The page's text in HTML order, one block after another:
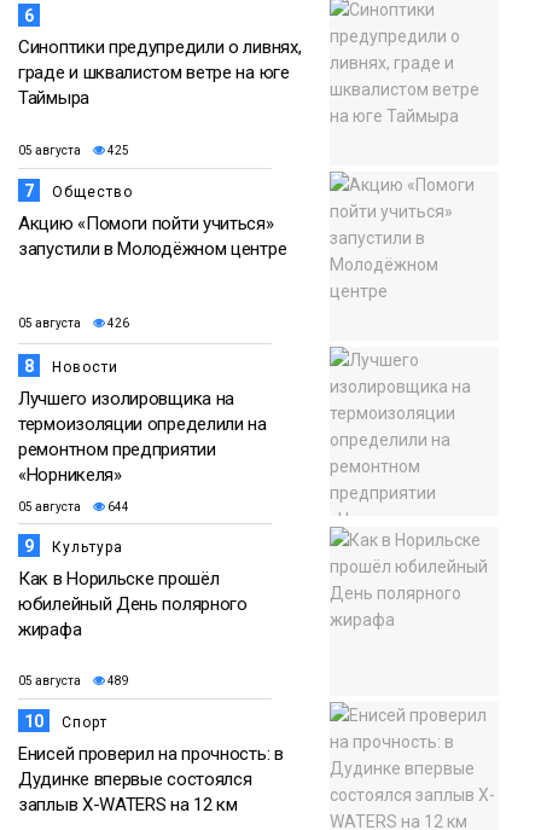
6
Синоптики предупредили о ливнях,
граде и шквалистом ветре на юге
Таймыра
05 августа 425
7 Общество
Акцию «Помоги пойти учиться»
запустили в Молодёжном центре
05 августа 426
8 Новости
Лучшего изолировщика на
термоизоляции определили на
ремонтном предприятии
«Норникеля»
05 августа 644
9 Культура
Как в Норильске прошёл
юбилейный День полярного
жирафа
05 августа 489
10 Спорт
Енисей проверил на прочность: в
Дудинке впервые состоялся
заплыв X-WATERS на 12 км